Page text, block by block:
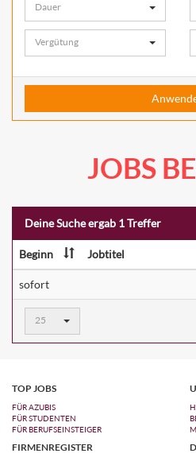
Dauer
Vergütung
JOBS
Deine Suche ergab 1 Treffer
Beginn Jobtitel
sofort
Ergebnisse
Seite:
25
TOP JOBS
FÜR AZUBIS
FÜR STUDENTEN
FÜR BERUFSEINSTEIGER
FIRMENREGISTER